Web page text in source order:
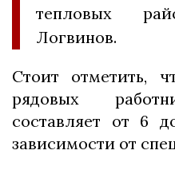
тепловых
Логвинов.
Стоит отметить,
рядовых
составляет от 6
зависимости от